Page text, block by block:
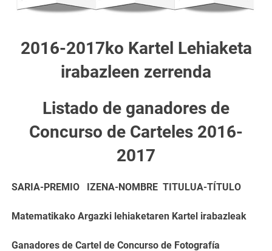
2016-2017ko Kartel Lehiaketa
irabazleen zerrenda
Listado de ganadores de
Concurso de Carteles 2016-
2017
SARIA-PREMIO IZENA-NOMBRE TITULUA-TÍTULO
Matematikako Argazki lehiaketaren Kartel irabazleak
Ganadores de Cartel de Concurso de Fotografía